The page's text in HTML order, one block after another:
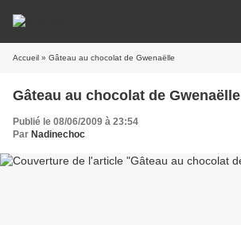
Accueil » Gâteau au chocolat de Gwenaëlle
Gâteau au chocolat de Gwenaëlle
Publié le 08/06/2009 à 23:54
Par Nadinechoc